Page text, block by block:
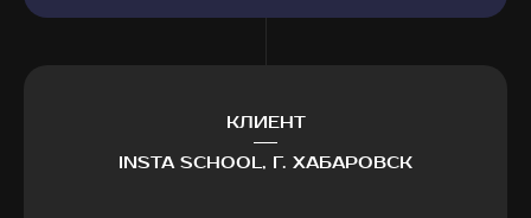
КЛИЕНТ
INSTA SCHOOL, Г. ХАБАРОВСК